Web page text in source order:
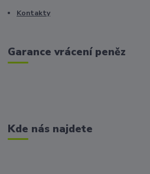
Kontakty
Garance vrácení peněz
Kde nás najdete